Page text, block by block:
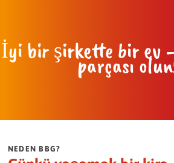
İyi bir şirkette bir ev
parçası
NEDEN BBG?